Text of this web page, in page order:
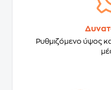
Ρυθμιζόμενο ύψος